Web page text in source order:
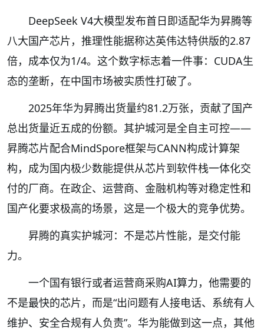
DeepSeek V4大模型发布首日即适配华为昇腾等
八大国产芯片，推理性能据称达英伟达特供版的2.87
倍，成本仅为1/4。这个数字标志着一件事：CUDA生
态的垄断，在中国市场被实质性打破了。
2025年华为昇腾出货量约81.2万张，贡献了国产
总出货量近五成的份额。其护城河是全自主可控——
昇腾芯片配合MindSpore框架与CANN构成计算架
构，成为国内极少数能提供从芯片到软件栈一体化交
付的厂商。在政企、运营商、金融机构等对稳定性和
国产化要求极高的场景，这是一个极大的竞争优势。
昇腾的真实护城河：不是芯片性能，是交付能
力。
一个国有银行或者运营商采购AI算力，他需要的
不是最快的芯片，而是“出问题有人接电话、系统有人
维护、安全合规有人负责”。华为能做到这一点，其他